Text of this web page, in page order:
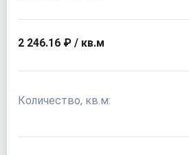
2 246.16 ₽ / кв.м
Количество, кв.м: